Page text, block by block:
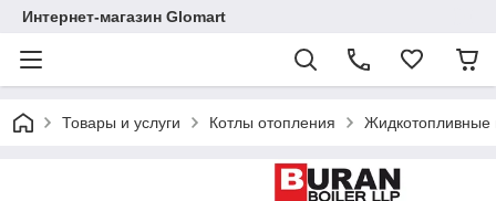
Интернет-магазин Glomart
Товары и услуги Котлы отопления Жидкотопливные